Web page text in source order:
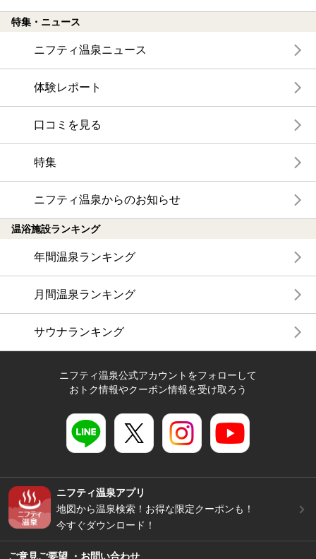
特集・ニュース
ニフティ温泉ニュース
体験レポート
口コミを見る
特集
ニフティ温泉からのお知らせ
温浴施設ランキング
年間温泉ランキング
月間温泉ランキング
サウナランキング
ニフティ温泉公式アカウントをフォローして
おトク情報やクーポン情報を受け取ろう
ニフティ温泉アプリ
地図から温泉検索！お得な限定クーポンも！
今すぐダウンロード！
ご意見ご要望 ・お問い合わせ